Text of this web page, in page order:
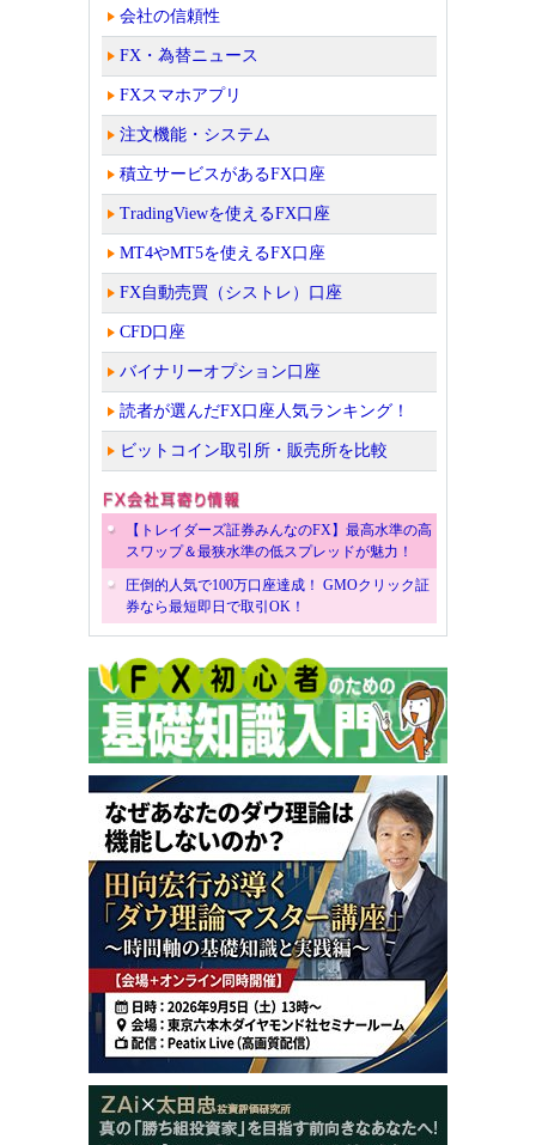
会社の信頼性
FX・為替ニュース
FXスマホアプリ
注文機能・システム
積立サービスがあるFX口座
TradingViewを使えるFX口座
MT4やMT5を使えるFX口座
FX自動売買（シストレ）口座
CFD口座
バイナリーオプション口座
読者が選んだFX口座人気ランキング！
ビットコイン取引所・販売所を比較
【トレイダーズ証券みんなのFX】最高水準の高
スワップ＆最狭水準の低スプレッドが魅力！
圧倒的人気で100万口座達成！ GMOクリック証
券なら最短即日で取引OK！